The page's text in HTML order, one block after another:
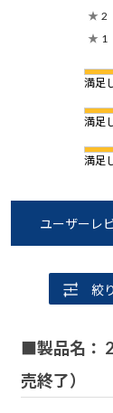
★ 2
★ 1
満足
満足
満足
ユーザーレ
絞
■製品名：
売終了）